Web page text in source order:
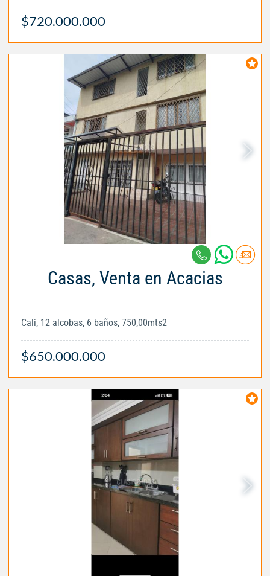
$720.000.000
Casas, Venta en Acacias
Cali, 12 alcobas, 6 baños, 750,00mts2
$650.000.000